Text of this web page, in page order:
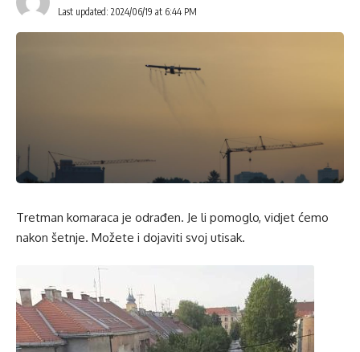
Last updated: 2024/06/19 at 6:44 PM
Tretman komaraca je odrađen. Je li pomoglo, vidjet ćemo
nakon šetnje. Možete i dojaviti svoj utisak.